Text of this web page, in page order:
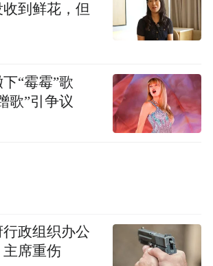
任务38亿元。此外，高新区推
卫生临床中心、产研院高科技
术产业化项目等20个重点项
到鲜花，但
“霉霉”歌
歌”引争议
政组织办公
席重伤